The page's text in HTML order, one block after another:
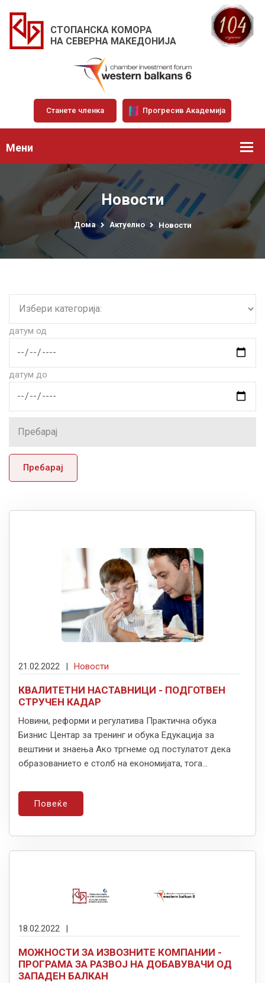
СТОПАНСКА КОМОРА
НА СЕВЕРНА МАКЕДОНИЈА
Станете членка Прогресив Академија
Мени
Новости
Дома Актуелно Новости
датум од
датум до
Пребарај
21.02.2022 | Новости
КВАЛИТЕТНИ НАСТАВНИЦИ - ПОДГОТВЕН
СТРУЧЕН КАДАР
Новини, реформи и регулатива Практична обука
Бизнис Центар за тренинг и обука Едукација за
вештини и знаења Ако тргнеме од постулатот дека
образованието е столб на економијата, тога...
Повеќе
18.02.2022 |
МОЖНОСТИ ЗА ИЗВОЗНИТЕ КОМПАНИИ -
ПРОГРАМА ЗА РАЗВОЈ НА ДОБАВУВАЧИ ОД
ЗАПАДЕН БАЛКАН